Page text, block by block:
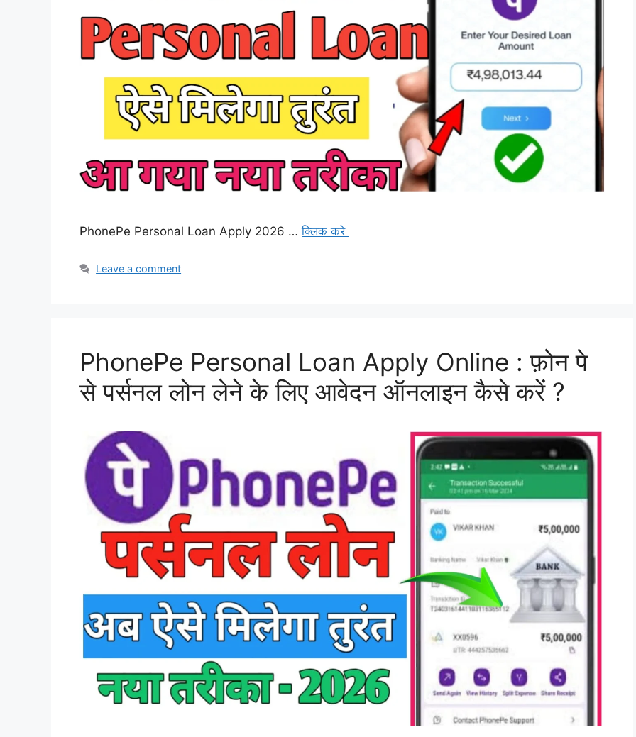
PhonePe Personal Loan Apply 2026 …क्लिक करे
Leave a comment
PhonePe Personal Loan Apply Online : फ़ोन पे
से पर्सनल लोन लेने के लिए आवेदन ऑनलाइन कैसे करें ?